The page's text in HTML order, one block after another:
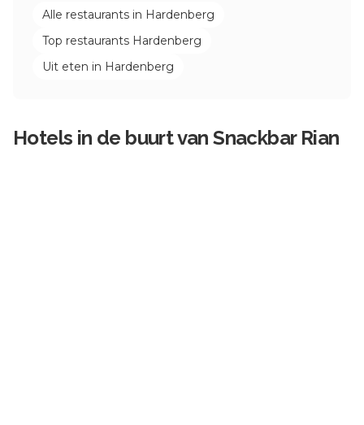
Alle restaurants in Hardenberg
Top restaurants Hardenberg
Uit eten in Hardenberg
Hotels in de buurt vanSnackbar Rian